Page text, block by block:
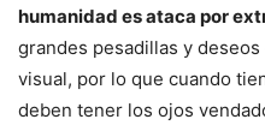
humanidad es ataca por
grandes pesadillas y
visual, por lo que cuando
deben tener los ojos